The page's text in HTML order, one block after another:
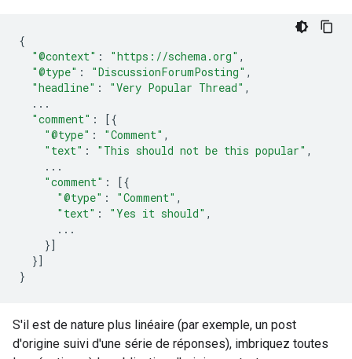
{
"@context" : "https://schema.org" ,
"@type" : "DiscussionForumPosting" ,
"headline" : "Very Popular Thread" ,
...
"comment" :
[{
"@type" : "Comment" ,
"text" : "This should not be this popular" ,
...
"comment" :
[{
"@type" : "Comment" ,
"text" : "Yes it should" ,
...
}]
}]
}
S'il est de nature plus linéaire (par exemple, un post
d'origine suivi d'une série de réponses), imbriquez toutes